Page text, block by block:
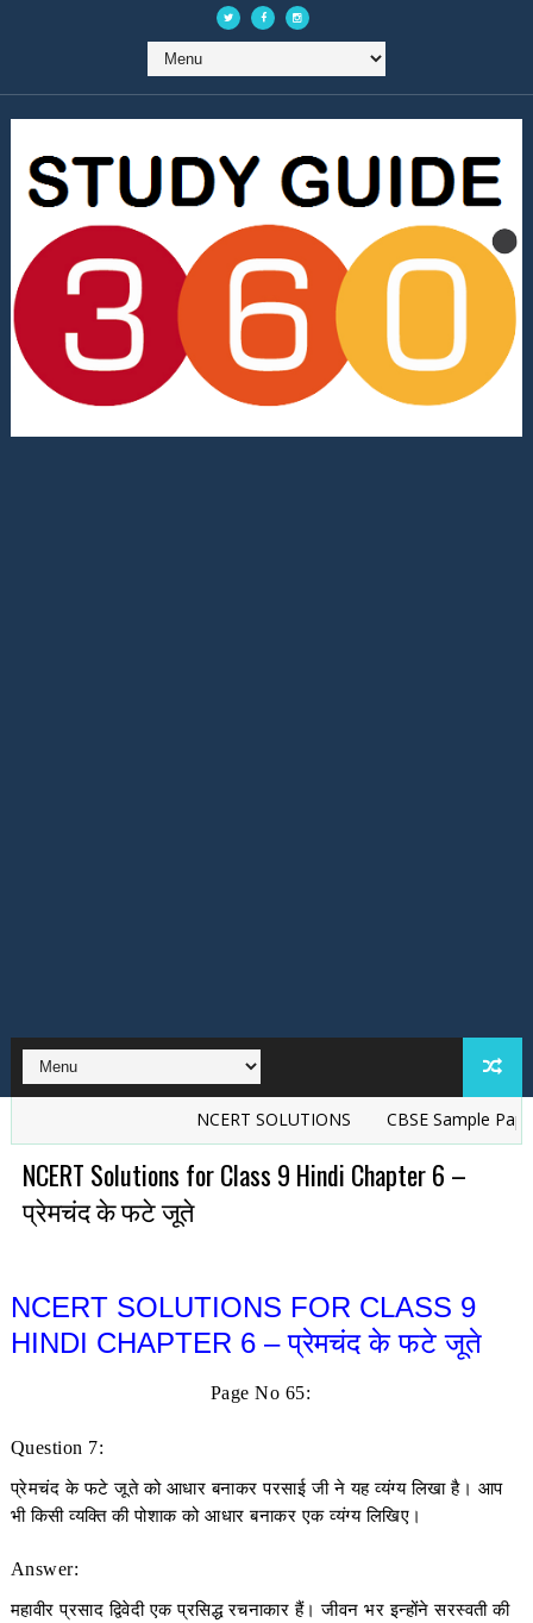
NCERT SOLUTIONS CBSE Sample Papers
NCERT Solutions for Class 9 Hindi Chapter 6 –
प्रेमचंद के फटे जूते
NCERT SOLUTIONS FOR CLASS 9
HINDI CHAPTER 6 – प्रेमचंद के फटे जूते
Page No 65:
Question 7:
प्रेमचंद के फटे जूते को आधार बनाकर परसाई जी ने यह व्यंग्य लिखा है। आप
भी किसी व्यक्ति की पोशाक को आधार बनाकर एक व्यंग्य लिखिए।
Answer:
महावीर प्रसाद द्विवेदी एक प्रसिद्ध रचनाकार हैं। जीवन भर इन्होंने सरस्वती की